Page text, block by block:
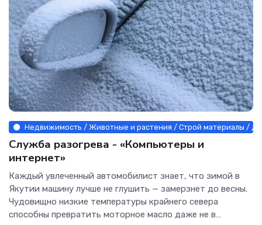
Недвижимость / Животные и растения / Строй материалы /
Служба разогрева - «Компьютеры и
интернет»
Каждый увлеченный автомобилист знает, что зимой в
Якутии машину лучше не глушить — замерзнет до весны.
Чудовищно низкие температуры крайнего севера
способны превратить моторное масло даже не в